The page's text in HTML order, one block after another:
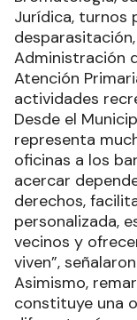
Jurídica, turnos
Administración
Atención
actividades
Desde el
representa
oficinas a los
acercar
derechos,
personalizada,
vecinos y
viven”,
Asimismo,
constituye una